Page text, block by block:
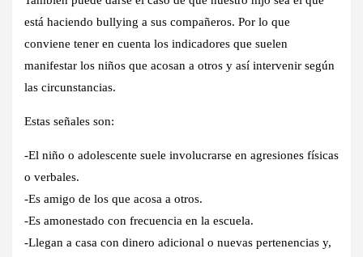
está haciendo bullying a sus compañeros. Por lo que
conviene tener en cuenta los indicadores que suelen
manifestar los niños que acosan a otros y así intervenir según
las circunstancias.
Estas señales son:
-El niño o adolescente suele involucrarse en agresiones físicas
o verbales.
-Es amigo de los que acosa a otros.
-Es amonestado con frecuencia en la escuela.
-Llegan a casa con dinero adicional o nuevas pertenencias y,